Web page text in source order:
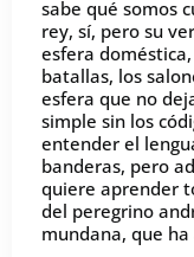
sabe qué somos
rey, sí, pero su
esfera
batallas, los
esfera que no
simple sin los
entender el
banderas, pero
quiere aprender
del peregrino
mundana, que